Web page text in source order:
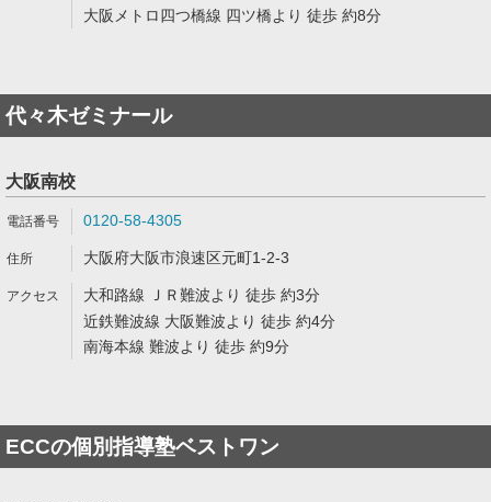
大阪メトロ四つ橋線 四ツ橋より 徒歩 約8分
代々木ゼミナール
大阪南校
0120-58-4305
大阪府大阪市浪速区元町1-2-3
大和路線 ＪＲ難波より 徒歩 約3分
近鉄難波線 大阪難波より 徒歩 約4分
南海本線 難波より 徒歩 約9分
ECCの個別指導塾ベストワン